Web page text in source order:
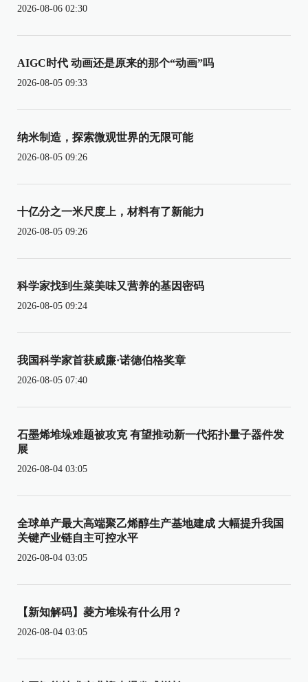
2026-08-06 02:30
AIGC时代 动画还是原来的那个“动画”吗
2026-08-05 09:33
纳米制造，探索微观世界的无限可能
2026-08-05 09:26
十亿分之一米尺度上，材料有了新能力
2026-08-05 09:26
科学家找到生菜美味又营养的基因密码
2026-08-05 09:24
我国科学家首获威廉·诺德伯格奖章
2026-08-05 07:40
石墨烯堆垛难题被攻克 有望推动新一代拓扑量子器件发
展
2026-08-04 03:05
全球单产最大高端聚乙烯醇生产基地建成 大幅提升我国
关键产业链自主可控水平
2026-08-04 03:05
【新知解码】菱方堆垛有什么用？
2026-08-04 03:05